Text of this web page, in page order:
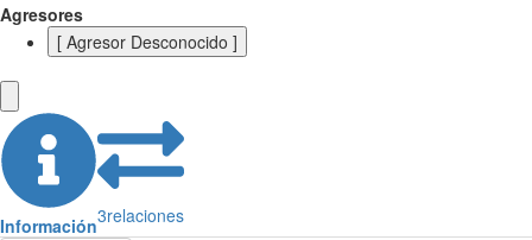
Agresores
[ Agresor Desconocido ]
Información3relaciones